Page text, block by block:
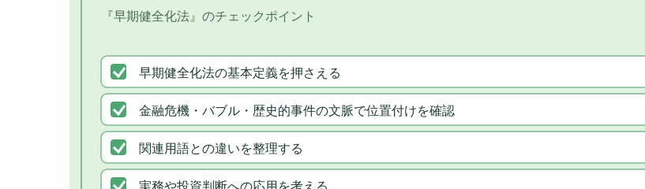
『早期健全化法』のチェックポイント
早期健全化法の基本定義を押さえる
金融危機・バブル・歴史的事件の文脈で位置付けを確認
関連用語との違いを整理する
実務や投資判断への応用を考える